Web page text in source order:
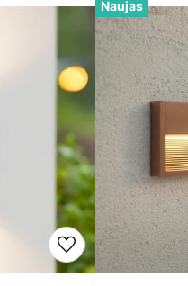
Naujas